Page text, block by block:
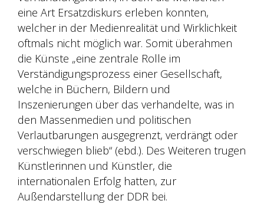
eine Art Ersatzdiskurs erleben konnten,
welcher in der Medienrealität und Wirklichkeit
oftmals nicht möglich war. Somit überahmen
die Künste „eine zentrale Rolle im
Verständigungsprozess einer Gesellschaft,
welche in Büchern, Bildern und
Inszenierungen über das verhandelte, was in
den Massenmedien und politischen
Verlautbarungen ausgegrenzt, verdrängt oder
verschwiegen blieb“ (ebd.). Des Weiteren trugen
Künstlerinnen und Künstler, die
internationalen Erfolg hatten, zur
Außendarstellung der DDR bei.